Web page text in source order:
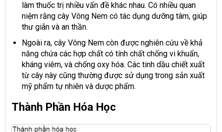
làm thuốc trị nhiều vấn đề khác nhau. Có nhiều quan
niệm rằng cây Vông Nem có tác dụng dưỡng tâm, giúp
thư giãn và an thần.
Ngoài ra, cây Vông Nem còn được nghiên cứu về khả
năng chứa các hợp chất có tính chất chống vi khuẩn,
kháng viêm, và chống oxy hóa. Các tinh dầu chiết xuất
từ cây này cũng thường được sử dụng trong sản xuất
mỹ phẩm tự nhiên và dược phẩm.
Thành Phần Hóa Học